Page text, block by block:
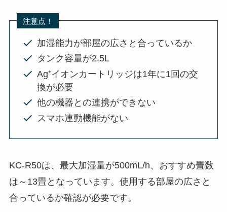
注意点！
加湿能力が部屋の広さと合っているか
タンク容量が2.5L
Ag⁺イオンカートリッジは1年に1回の交
換が必要
他の機器との連携ができない
スマホ連動機能がない
KC-R50は、最大加湿量が500mL/h、おすすめ畳数
は～13畳となっています。使用する部屋の広さと
合っているか確認が必要です。